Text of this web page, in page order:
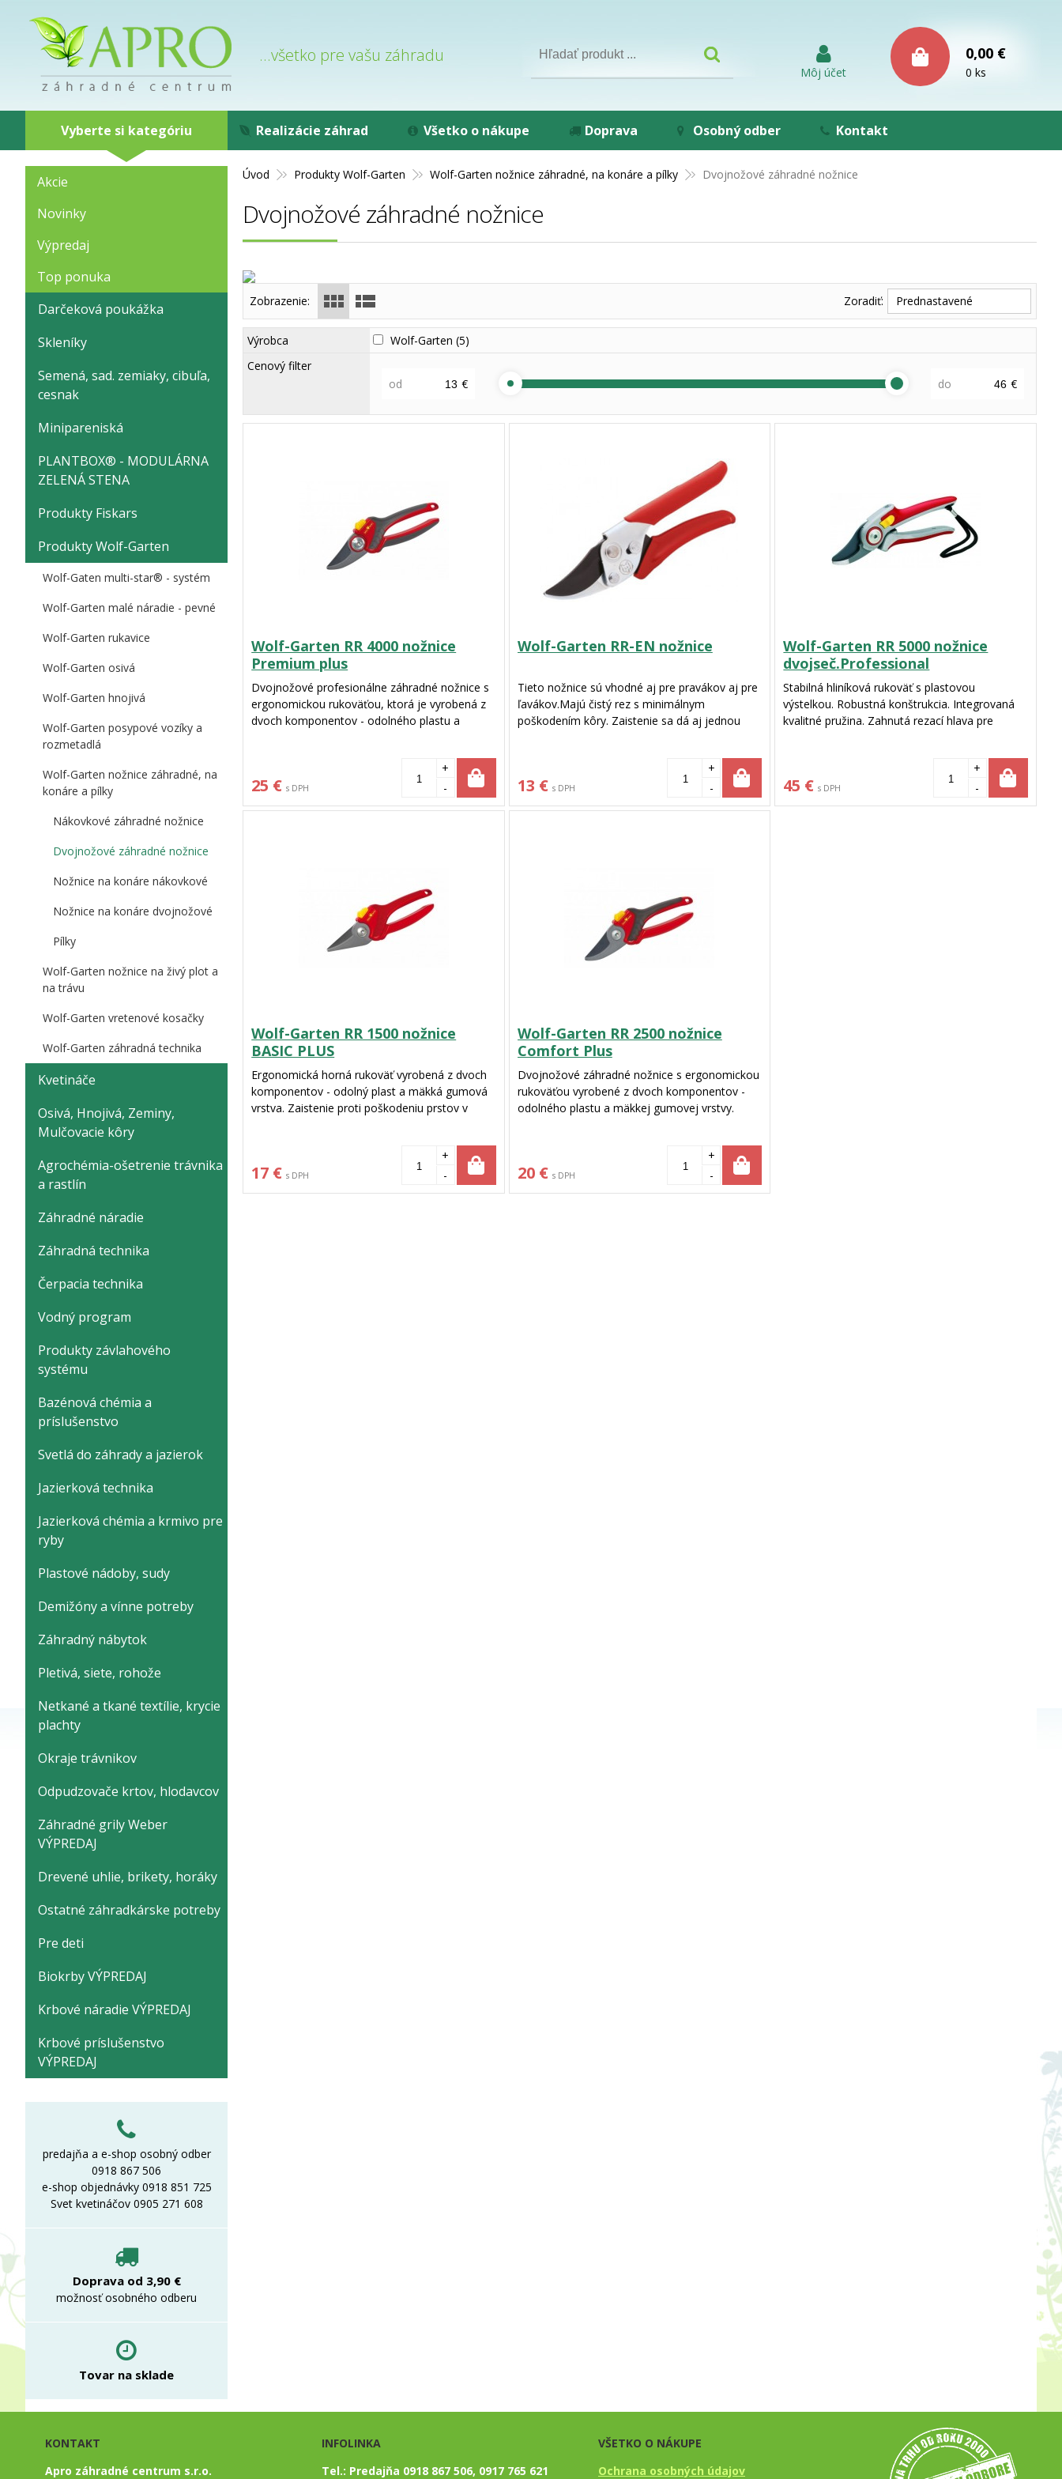
...všetko pre vašu záhradu
Môj účet
0,00 €
0 ks
Úvod Produkty Wolf-Garten Wolf-Garten nožnice záhradné, na konáre a pílky Dvojnožové záhradné nožnice
Dvojnožové záhradné nožnice
Zobrazenie: Zoradiť: Prednastavené
Výrobca Wolf-Garten(5)
Cenový filter
od
€ do €
Wolf-Garten RR 4000 nožnice
Premium plus
Dvojnožové profesionálne záhradné nožnice s
ergonomickou rukoväťou, ktorá je vyrobená z
dvoch komponentov - odolného plastu a
vybavené bezpečnostnou poistkou a umožňujú
strih do priemeru 22 mm. Nožnice sú ideálne
pre strednú a veľkú ruku.
25 € s DPH
+
-
Wolf-Garten RR-EN nožnice
Tieto nožnice sú vhodné aj pre pravákov aj pre
ľavákov.Majú čistý rez s minimálnym
poškodením kôry. Zaistenie sa dá aj jednou
13 € s DPH
+
-
Wolf-Garten RR 5000 nožnice
dvojseč.Professional
Stabilná hliníková rukoväť s plastovou
výstelkou. Robustná konštrukcia. Integrovaná
kvalitné pružina. Zahnutá rezací hlava pre
45 € s DPH
+
-
Wolf-Garten RR 1500 nožnice
BASIC PLUS
Ergonomická horná rukoväť vyrobená z dvoch
komponentov - odolný plast a mäkká gumová
vrstva. Zaistenie proti poškodeniu prstov v
ošetrený neprilnavý povrch. Režú konaré do
hrúbky 18 mm
17 € s DPH
+
-
Wolf-Garten RR 2500 nožnice
Comfort Plus
Dvojnožové záhradné nožnice s ergonomickou
rukoväťou vyrobené z dvoch komponentov -
odolného plastu a mäkkej gumovej vrstvy.
vybavené bezpečnostnou poistkou a umožňujú
strih do priemeru 25 mm.
20 € s DPH
+
-
Akcie
Novinky
Výpredaj
Top ponuka
Darčeková poukážka
Skleníky
Semená, sad. zemiaky, cibuľa,
cesnak
Minipareniská
PLANTBOX® - MODULÁRNA
ZELENÁ STENA
Produkty Fiskars
Produkty Wolf-Garten
Wolf-Gaten multi-star® - systém
Wolf-Garten malé náradie - pevné
Wolf-Garten rukavice
Wolf-Garten osivá
Wolf-Garten hnojivá
Wolf-Garten posypové vozíky a
rozmetadlá
Wolf-Garten nožnice záhradné, na
konáre a pílky
Nákovkové záhradné nožnice
Dvojnožové záhradné nožnice
Nožnice na konáre nákovkové
Nožnice na konáre dvojnožové
Pílky
Wolf-Garten nožnice na živý plot a
na trávu
Wolf-Garten vretenové kosačky
Wolf-Garten záhradná technika
Kvetináče
Osivá, Hnojivá, Zeminy,
Mulčovacie kôry
Agrochémia-ošetrenie trávnika
a rastlín
Záhradné náradie
Záhradná technika
Čerpacia technika
Vodný program
Produkty závlahového
systému
Bazénová chémia a
príslušenstvo
Svetlá do záhrady a jazierok
Jazierková technika
Jazierková chémia a krmivo pre
ryby
Plastové nádoby, sudy
Demižóny a vínne potreby
Záhradný nábytok
Pletivá, siete, rohože
Netkané a tkané textílie, krycie
plachty
Okraje trávnikov
Odpudzovače krtov, hlodavcov
Záhradné grily Weber
VÝPREDAJ
Drevené uhlie, brikety, horáky
Ostatné záhradkárske potreby
Pre deti
Biokrby VÝPREDAJ
Krbové náradie VÝPREDAJ
Krbové príslušenstvo
VÝPREDAJ
predajňa a e-shop osobný odber
0918 867 506
e-shop objednávky 0918 851 725
Svet kvetináčov 0905 271 608
Doprava od 3,90 €
možnosť osobného odberu
Tovar na sklade
Vyberte si kategóriu Realizácie záhrad Všetko o nákupe Doprava Osobný odber Kontakt
KONTAKT
Apro záhradné centrum s.r.o.
INFOLINKA
Tel.: Predajňa 0918 867 506, 0917 765 621
VŠETKO O NÁKUPE
Ochrana osobných údajov